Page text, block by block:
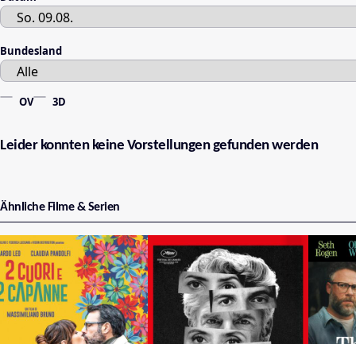
Bundesland
OV 3D
Leider konnten keine Vorstellungen gefunden werden
Ähnliche Filme & Serien